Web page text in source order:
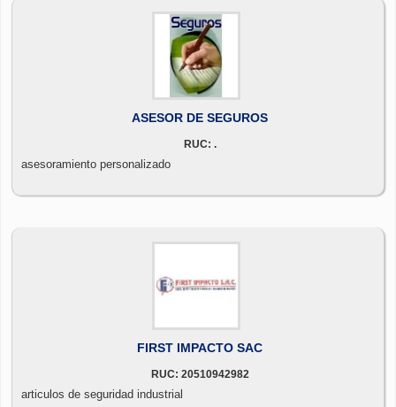
ASESOR DE SEGUROS
RUC: .
asesoramiento personalizado
FIRST IMPACTO SAC
RUC: 20510942982
articulos de seguridad industrial